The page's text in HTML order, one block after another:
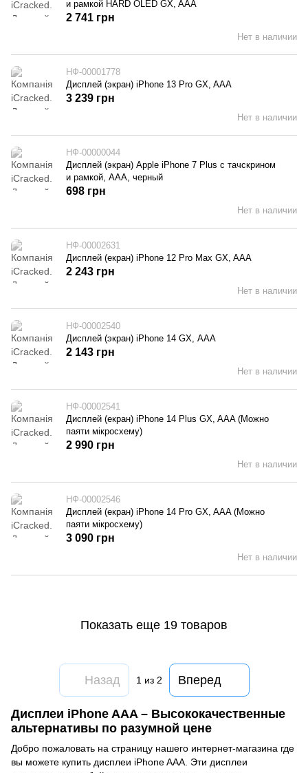
и рамкой HARD OLED GX, AAA
Нет в наличии
2 741 грн
НФ-00001778
Дисплей (экран) iPhone 13 Pro GX, AAA
Нет в наличии
3 239 грн
НФ-00000044
Дисплей (экран) Apple iPhone 7 Plus с тачскрином
и рамкой, AAA, черный
Нет в наличии
698 грн
НФ-00002631
Дисплей (екран) iPhone 12 Pro Max GX, AAA
Нет в наличии
2 243 грн
НФ-00002540
Дисплей (экран) iPhone 14 GX, ААА
Нет в наличии
2 143 грн
НФ-00002541
Дисплей (екран) iPhone 14 Plus GX, AAA (Можно
паяти мікросхему)
Нет в наличии
2 990 грн
НФ-00002546
Дисплей (екран) iPhone 14 Pro GX, AAA (Можно
паяти мікросхему)
Нет в наличии
3 090 грн
Показать еще 19 товаров
Назад 1 из 2 Вперед
Дисплеи iPhone AAA – Высококачественные
альтернативы по разумной цене
Добро пожаловать на страницу нашего интернет-магазина где
вы можете купить дисплеи iPhone AAA. Эти дисплеи